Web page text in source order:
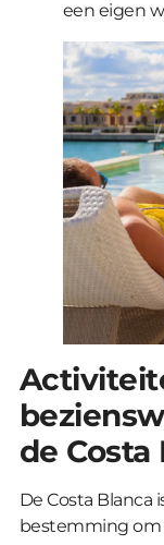
een eigen
de Costa
De Costa Blanca
bestemming om